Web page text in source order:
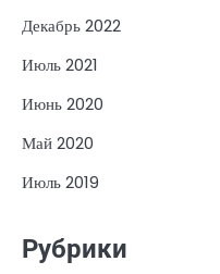
Декабрь 2022
Июль 2021
Июнь 2020
Май 2020
Июль 2019
Рубрики